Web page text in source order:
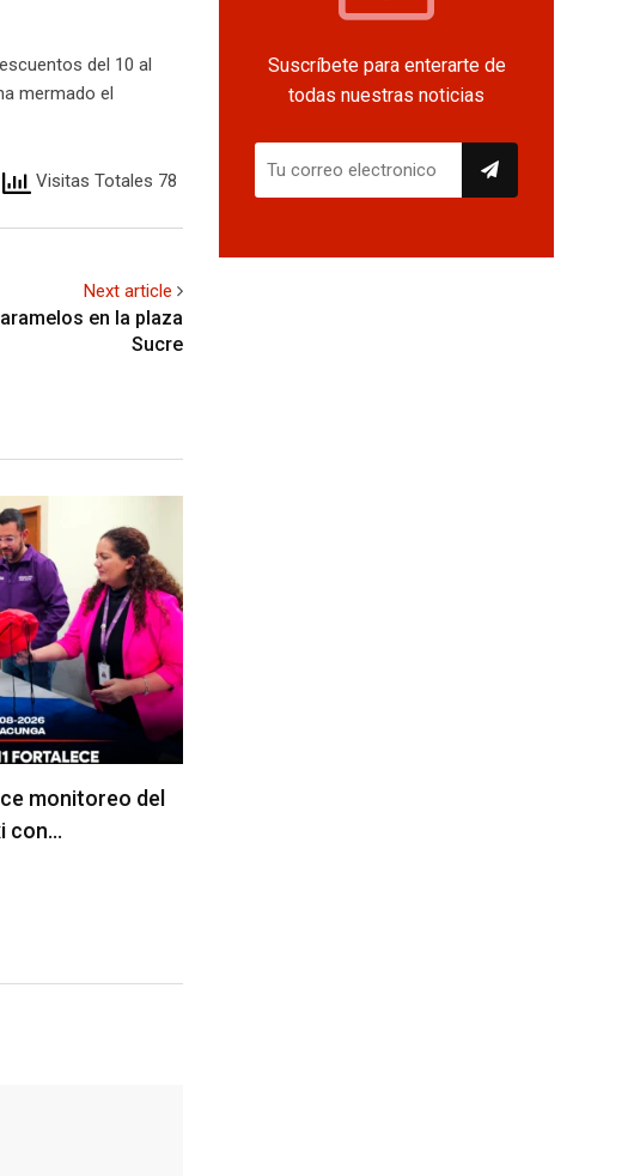
del 10 al
mermado el
Visitas Totales 78
Next article
en la plaza
Sucre
monitoreo del
con…
Suscríbete para enterarte de
todas nuestras noticias